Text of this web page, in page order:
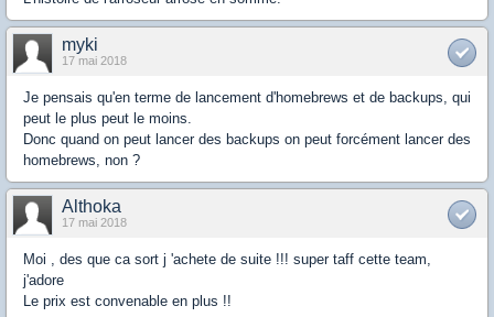
myki
17 mai 2018
Je pensais qu'en terme de lancement d'homebrews et de backups, qui
peut le plus peut le moins.
Donc quand on peut lancer des backups on peut forcément lancer des
homebrews, non ?
Althoka
17 mai 2018
Moi , des que ca sort j 'achete de suite !!! super taff cette team,
j'adore
Le prix est convenable en plus !!